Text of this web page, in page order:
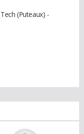
(Puteaux) -